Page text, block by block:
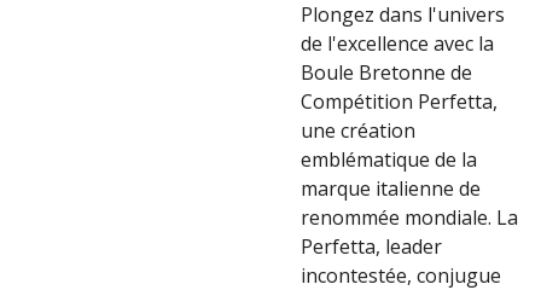
Plongez dans l'univers
de l'excellence avec la
Boule Bretonne de
Compétition Perfetta,
une création
emblématique de la
marque italienne de
renommée mondiale. La
Perfetta, leader
incontestée, conjugue